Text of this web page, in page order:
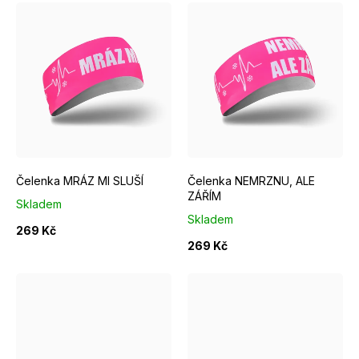
Čelenka MRÁZ MI SLUŠÍ
Skladem
269 Kč
Čelenka NEMRZNU, ALE
ZÁŘÍM
Skladem
269 Kč